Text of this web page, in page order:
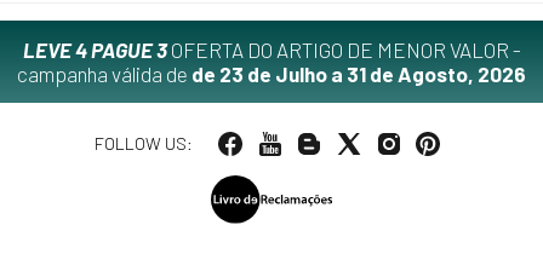
LEVE 4 PAGUE 3OFERTA DO ARTIGO DE MENOR VALOR -
campanha válida de de 23 de Julho a 31 de Agosto, 2026
FOLLOW US: